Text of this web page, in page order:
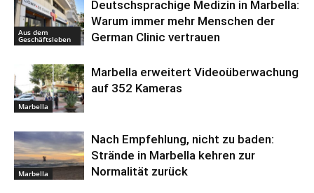
Aus dem
Geschäftsleben
Deutschsprachige Medizin in Marbella:
Warum immer mehr Menschen der
German Clinic vertrauen
Marbella
Marbella erweitert Videoüberwachung
auf 352 Kameras
Marbella
Nach Empfehlung, nicht zu baden:
Strände in Marbella kehren zur
Normalität zurück